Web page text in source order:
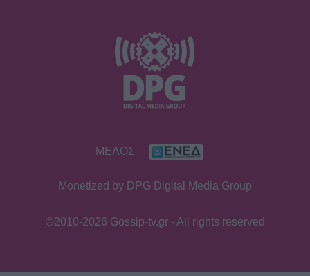
Αντώνιος και Κλεοπάτρα: Αυτοτελή
επεισόδια και guest εμφανίσεις!
Ποιους θα δούμε στα πρώτα
Hailey Bieber: Τέλος το Pilates – Η
νέα προπόνηση για τέλειους
γλουτούς
ΜΕΛΟΣ
Monetized by DPG Digital Media Group
©2010-2026 Gossip-tv.gr - All rights reserved